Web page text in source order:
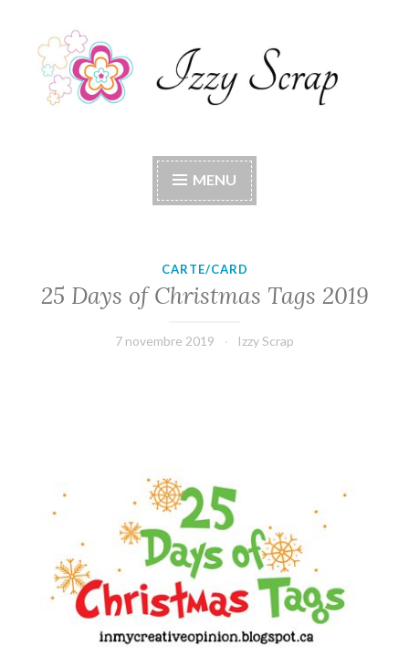
Accéder
au
contenu
principal
Izzy Scrap
MENU
CARTE/CARD
25 Days of Christmas Tags 2019
7 novembre 2019 Izzy Scrap